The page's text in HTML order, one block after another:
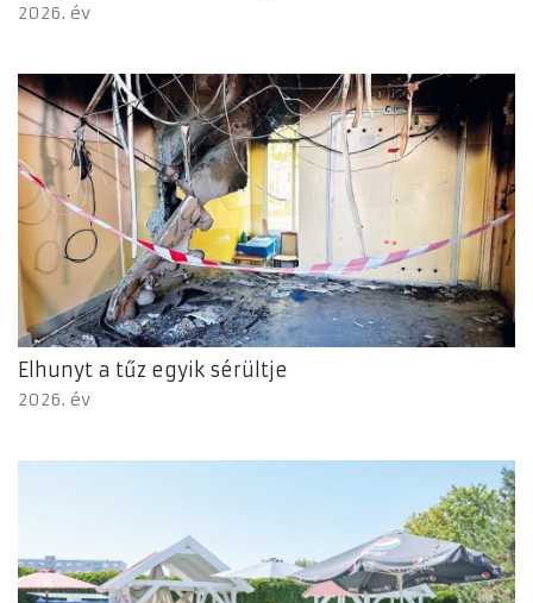
2026. év
Elhunyt a tűz egyik sérültje
2026. év